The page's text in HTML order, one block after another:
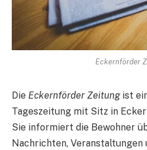
Eckernförder
Die Eckernförder Zeitungist
Tageszeitung mit Sitz in
Sie informiert die Bewohner
Nachrichten, Veranstaltungen